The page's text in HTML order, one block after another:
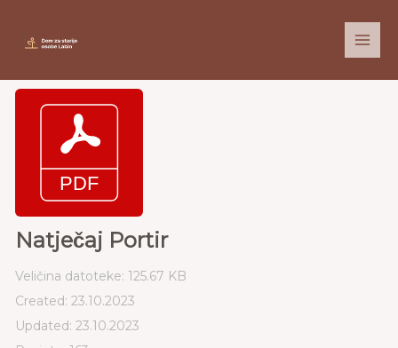
Natječaj Portir
Veličina datoteke: 125.67 KB
Created: 23.10.2023
Updated: 23.10.2023